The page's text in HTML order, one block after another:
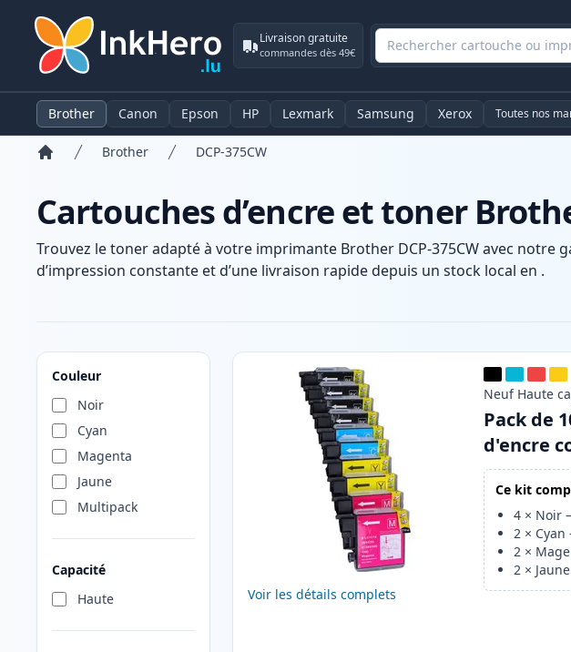
Livraison gratuite
commandes dès 49€
Brother Canon Epson HP Lexmark Samsung Xerox Toutes nos
Brother DCP-375CW
Cartouches d’encre et toner
Trouvez le toner adapté à votre imprimante Brother DCP-375CW avec
d’impression constante et d’une livraison rapide depuis un stock local en .
Couleur
Noir
Cyan
Magenta
Jaune
Multipack
Capacité
Haute
Produits
Voir les détails complets
Neuf Haute
Pack de
d'encre
Ce kit
4 × Noir
2 × Cyan
2 ×
2 × Jaune